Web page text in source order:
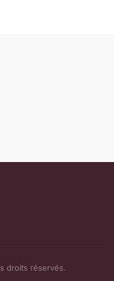
droits réservés.